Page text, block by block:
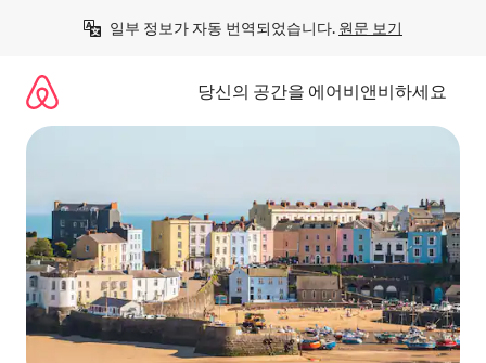
일부 정보가 자동 번역되었습니다. 원문 보기
당신의 공간을 에어비앤비하세요